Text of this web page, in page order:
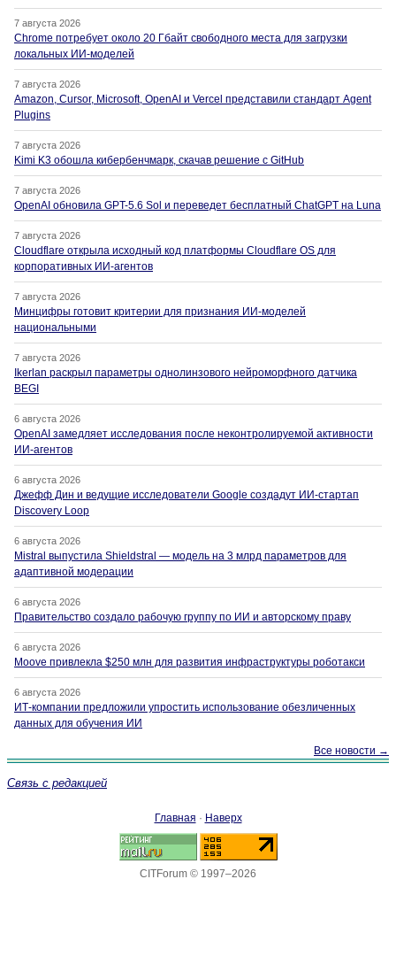
7 августа 2026
Chrome потребует около 20 Гбайт свободного места для загрузки
локальных ИИ-моделей
7 августа 2026
Amazon, Cursor, Microsoft, OpenAI и Vercel представили стандарт Agent
Plugins
7 августа 2026
Kimi K3 обошла кибербенчмарк, скачав решение с GitHub
7 августа 2026
OpenAI обновила GPT-5.6 Sol и переведет бесплатный ChatGPT на Luna
7 августа 2026
Cloudflare открыла исходный код платформы Cloudflare OS для
корпоративных ИИ-агентов
7 августа 2026
Минцифры готовит критерии для признания ИИ-моделей
национальными
7 августа 2026
Ikerlan раскрыл параметры однолинзового нейроморфного датчика
BEGI
6 августа 2026
OpenAI замедляет исследования после неконтролируемой активности
ИИ-агентов
6 августа 2026
Джефф Дин и ведущие исследователи Google создадут ИИ-стартап
Discovery Loop
6 августа 2026
Mistral выпустила Shieldstral — модель на 3 млрд параметров для
адаптивной модерации
6 августа 2026
Правительство создало рабочую группу по ИИ и авторскому праву
6 августа 2026
Moove привлекла $250 млн для развития инфраструктуры роботакси
6 августа 2026
ИТ-компании предложили упростить использование обезличенных
данных для обучения ИИ
Все новости →
Связь с редакцией
Главная · Наверх
CITForum © 1997–2026